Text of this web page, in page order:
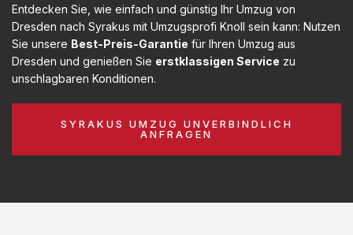
Entdecken Sie, wie einfach und günstig Ihr Umzug von
Dresden nach Syrakus mit Umzugsprofi Knoll sein kann: Nutzen
Sie unsere Best-Preis-Garantie für Ihren Umzug aus
Dresden und genießen Sie erstklassigen Service zu
unschlagbaren Konditionen.
SYRAKUS UMZUG UNVERBINDLICH
ANFRAGEN